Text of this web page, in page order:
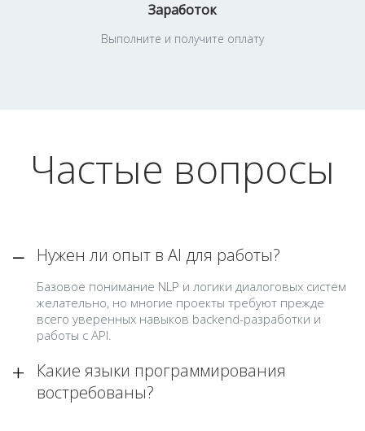
Заработок
Выполните и получите оплату
Частые вопросы
Нужен ли опыт в AI для работы?
Базовое понимание NLP и логики диалоговых систем
желательно, но многие проекты требуют прежде
всего уверенных навыков backend-разработки и
работы с API.
Какие языки программирования
востребованы?